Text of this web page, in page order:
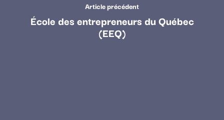
Article précédent
École des entrepreneurs du Québec
(EEQ)